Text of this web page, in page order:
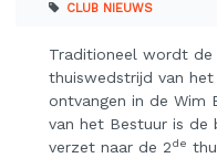
CLUB NIEUWS
Traditioneel wordt de
thuiswedstrijd van het
ontvangen in de Wim
van het Bestuur is de
verzet naar de 2de